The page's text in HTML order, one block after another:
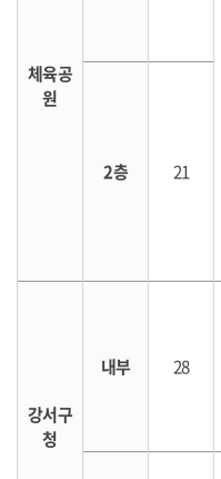
체육공
원
2층 21
강서구
청
내부 28